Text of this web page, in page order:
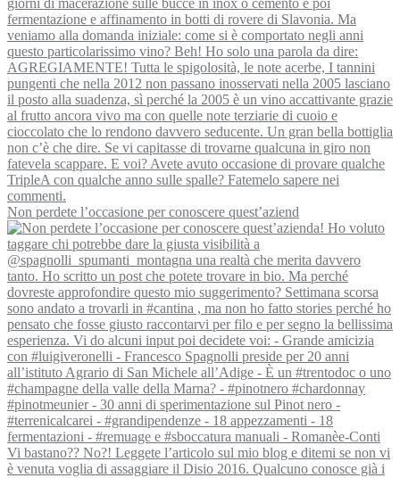
Non perdete l’occasione per conoscere quest’aziend